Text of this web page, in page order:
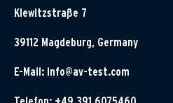
Klewitzstraße 7
39112 Magdeburg, Germany
E-Mail: info@av-test.com